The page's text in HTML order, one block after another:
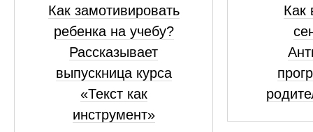
Как замотивировать
ребенка на учебу?
Рассказывает
выпускница курса
«Текст как
инструмент»
Как